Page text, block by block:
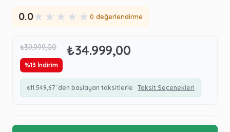
0.0★ ★ ★ ★ ★ 0 değerlendirme
₺39.999,00 ₺34.999,00
%13 İndirim
₺11.549,67 `den başlayan taksitlerle Taksit Seçenekleri